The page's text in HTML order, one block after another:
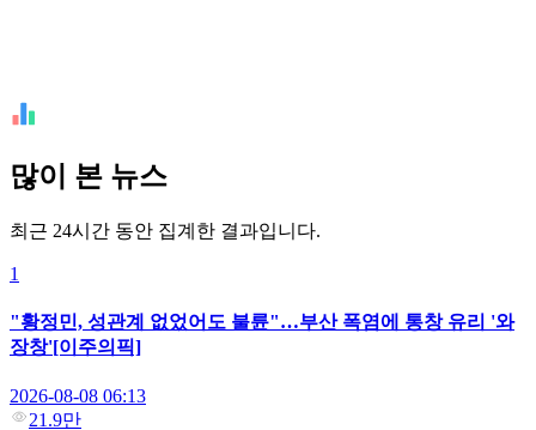
많이 본 뉴스
최근 24시간 동안 집계한 결과입니다.
1
"황정민, 성관계 없었어도 불륜"…부산 폭염에 통창 유리 '와
장창'[이주의픽]
2026-08-08 06:13
21.9만